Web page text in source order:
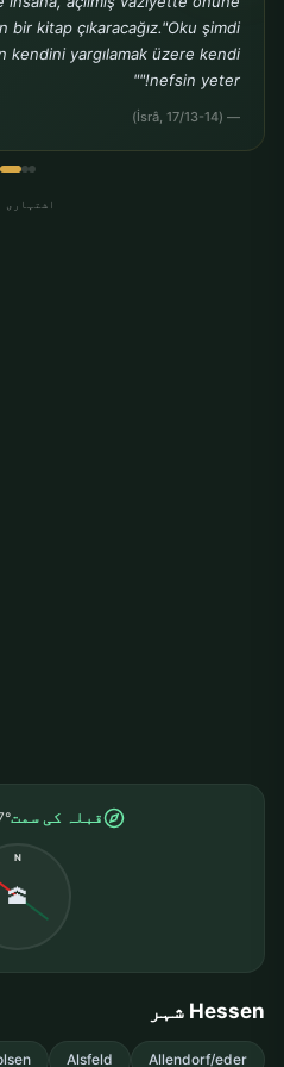
bir kitap çıkaracağız."Oku şimdi
kendini yargılamak üzere kendi
nefsin yeter!""
— (İsrâ, 17/13-14)
اشتہاری
قبلہ کی سمت
N
🕋
Hessen شہر
Allendorf/eder
Alsfeld